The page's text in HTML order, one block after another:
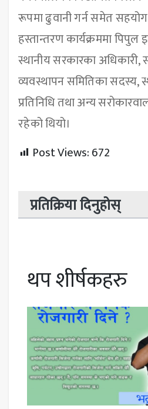
रूपमा ढुवानी गर्न समेत
हस्तान्तरण कार्यक्रममा पिपुल
स्थानीय सरकारका अधिकारी,
व्यवस्थापन समितिका सदस्य,
प्रतिनिधि तथा अन्य
रहेको थियो।
Post Views:672
प्रतिक्रिया दिनुहोस्
थप शीर्षकहरु